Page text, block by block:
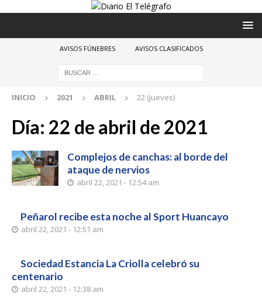
AVISOS FÚNEBRES AVISOS CLASIFICADOS
INICIO 2021 ABRIL 22 (jueves)
Día: 22 de abril de 2021
Complejos de canchas: al borde del
ataque de nervios
abril 22, 2021 - 12:54 am
Peñarol recibe esta noche al Sport Huancayo
abril 22, 2021 - 12:51 am
Sociedad Estancia La Criolla celebró su
centenario
abril 22, 2021 - 12:38 am